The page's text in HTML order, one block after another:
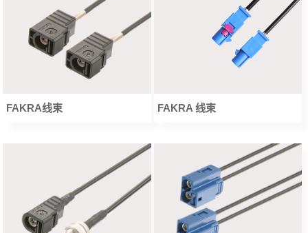
FAKRA线束 FAKRA 线束